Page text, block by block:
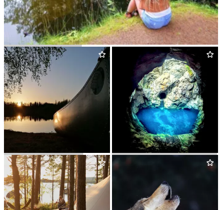
Svin­ryggen
NORDIC DIS­COV­ERY BLÅ GROT­TAN I KLACKBERG